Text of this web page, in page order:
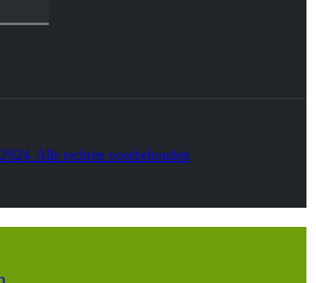
Alle rechten voorbehouden